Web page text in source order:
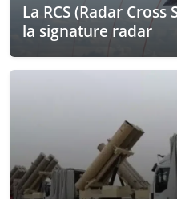
La RCS (Radar
la signature radar